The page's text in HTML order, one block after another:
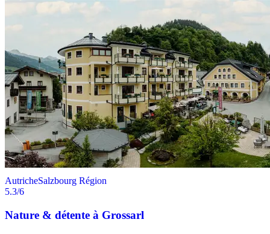
AutricheSalzbourg Région
5.3/6
Nature & détente à Grossarl